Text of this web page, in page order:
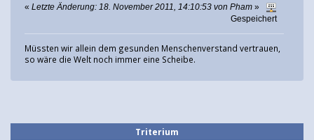
« Letzte Änderung: 18. November 2011, 14:10:53 von Pham »
Gespeichert
Müssten wir allein dem gesunden Menschenverstand vertrauen,
so wäre die Welt noch immer eine Scheibe.
Triterium